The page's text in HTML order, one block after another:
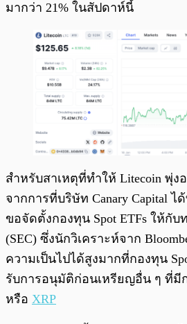
มากว่า 21% ในสัปดาห์นี้
สำหรับสาเหตุที่ทำให้ Litecoin พุ่ง
จากการที่บริษัท Canary Capital ไ
ขอจัดตั้งกองทุน Spot ETFs ให้กับ
(SEC) ซึ่งนักวิเคราะห์จาก
ความเป็นไปได้สูงมากที่กองทุน
รับการอนุมัติก่อนเหรียญอื่น ๆ ที่มี
หรือ XRP